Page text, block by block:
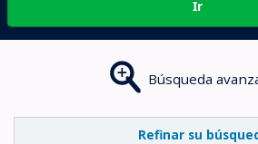
Ir
Búsqueda
Refinar su